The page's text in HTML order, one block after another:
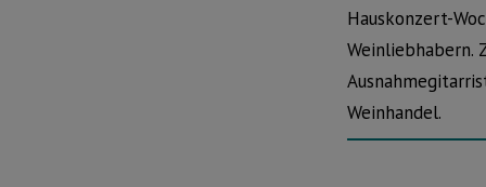
Hauskonzert-
Weinliebhabern.
Weinhandel.